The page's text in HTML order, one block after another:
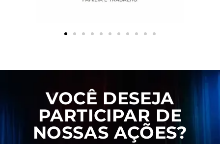
VOCÊ DESEJA
PARTICIPAR DE
NOSSAS AÇÕES?